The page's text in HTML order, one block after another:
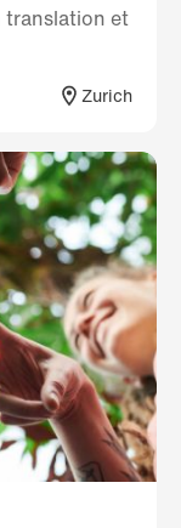
translation et
Zurich